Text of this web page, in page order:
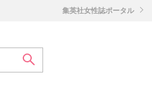
集英社女性誌ポータル